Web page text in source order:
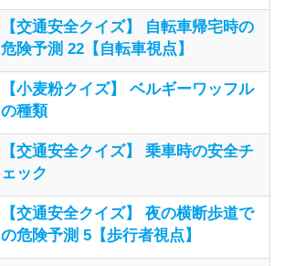
【交通安全クイズ】 自転車帰宅時の
危険予測 22【自転車視点】
【小麦粉クイズ】 ベルギーワッフル
の種類
【交通安全クイズ】 乗車時の安全チ
ェック
【交通安全クイズ】 夜の横断歩道で
の危険予測 5【歩行者視点】